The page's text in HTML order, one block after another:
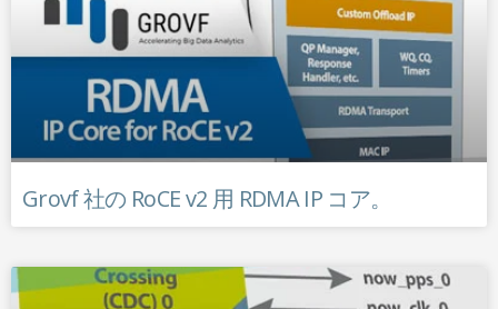
Grovf 社の RoCE v2 用 RDMA IP コア。